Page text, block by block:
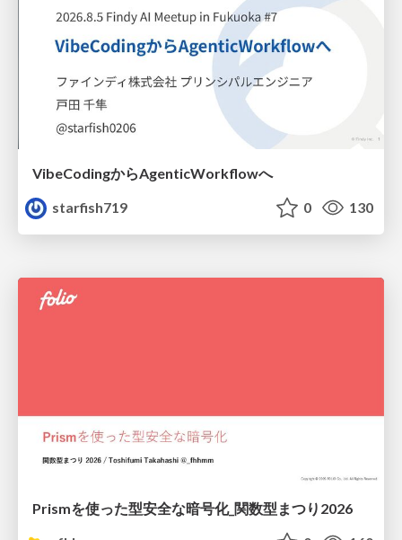
VibeCodingからAgenticWorkflowへ
starfish719
0 130
Prismを使った型安全な暗号化_関数型まつり2026